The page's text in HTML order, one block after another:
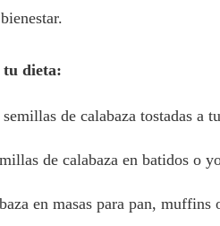
tu dieta:
de calabaza tostadas a
de calabaza en batidos o
en masas para pan,